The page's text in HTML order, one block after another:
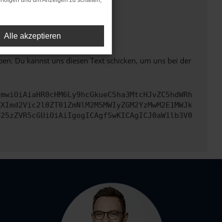
unterstützt werden.
Du kannst uns diesen Text schicken, um uns bei der
Alle akzeptieren